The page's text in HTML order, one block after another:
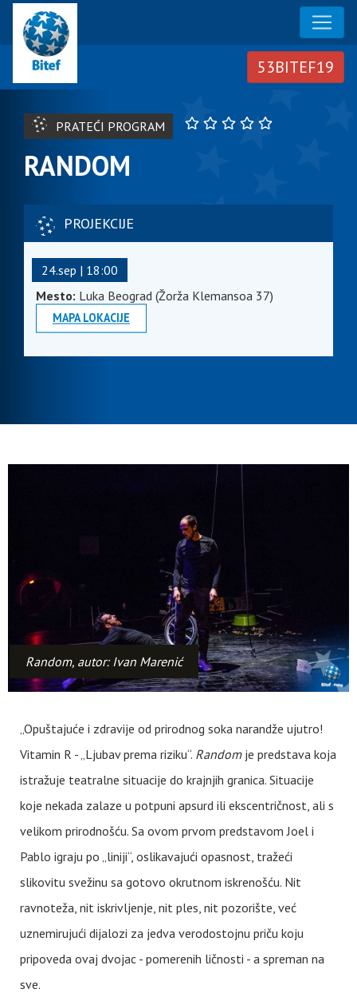
PRATEĆI PROGRAM
RANDOM
PROJEKCIJE
24.sep | 18:00
Mesto: Luka Beograd (Žorža Klemansoa 37)
MAPA LOKACIJE
Random, autor: Ivan Marenić
„Opuštajuće i zdravije od prirodnog soka narandže ujutro!
Vitamin R - „Ljubav prema riziku“. Randomje predstava koja
istražuje teatralne situacije do krajnjih granica. Situacije
koje nekada zalaze u potpuni apsurd ili ekscentričnost, ali s
velikom prirodnošću. Sa ovom prvom predstavom Joel i
Pablo igraju po „liniji“, oslikavajući opasnost, tražeći
slikovitu svežinu sa gotovo okrutnom iskrenošću. Nit
ravnoteža, nit iskrivljenje, nit ples, nit pozorište, već
uznemirujući dijalozi za jedva verodostojnu priču koju
pripoveda ovaj dvojac - pomerenih ličnosti - a spreman na
sve.